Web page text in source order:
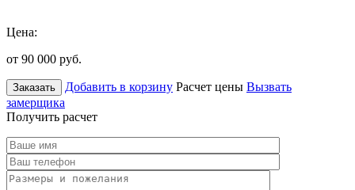
Цена:
от 90 000 руб.
Заказать Добавить в корзину Расчет цены Вызвать
замерщика
Получить расчет